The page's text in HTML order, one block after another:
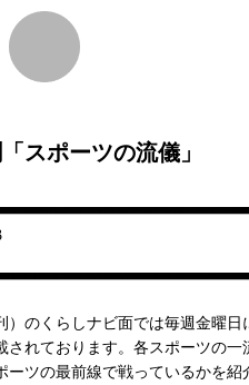
スポーツの流儀」
）のくらしナビ面では毎週金曜日
されております。各スポーツの
ーツの最前線で戦っているかを